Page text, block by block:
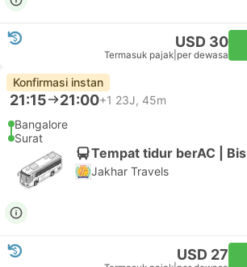
USD 30
Termasuk pajak per dewasa
Konfirmasi instan
21:15 21:00+1 23J, 45m
Bangalore
Surat
Tempat tidur berAC | Bis
Jakhar Travels
USD 27